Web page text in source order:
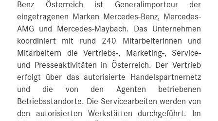
Benz Österreich ist Generalimporteur der
eingetragenen Marken Mercedes-Benz, Mercedes-
AMG und Mercedes-Maybach. Das Unternehmen
koordiniert mit rund 240 Mitarbeiterinnen und
Mitarbeitern die Vertriebs-, Marketing-, Service-
und Presseaktivitäten in Österreich. Der Vertrieb
erfolgt über das autorisierte Handelspartnernetz
und die von den Agenten betriebenen
Betriebsstandorte. Die Servicearbeiten werden von
den autorisierten Werkstätten durchgeführt. Im